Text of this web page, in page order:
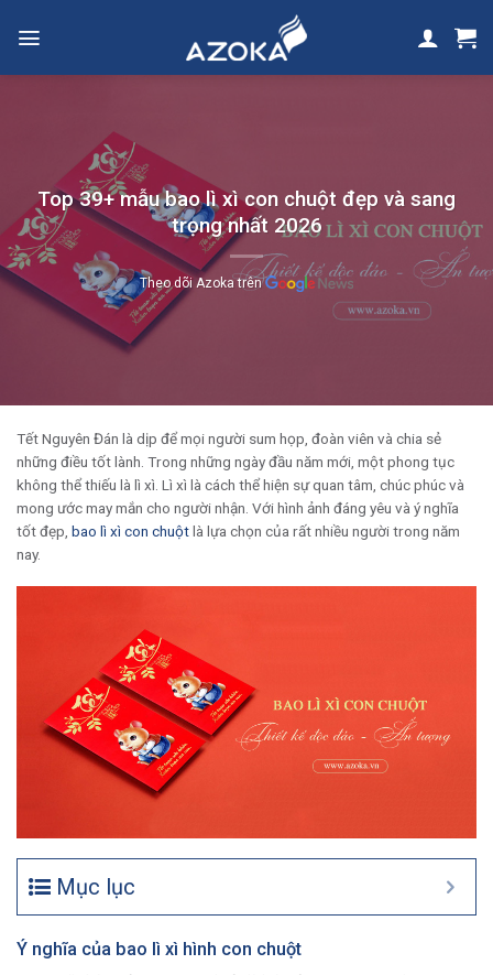
Top 39+ mẫu bao lì xì con chuột đẹp và sang
trọng nhất 2026
Theo dõi Azoka trên
Tết Nguyên Đán là dịp để mọi người sum họp, đoàn viên và chia sẻ
những điều tốt lành. Trong những ngày đầu năm mới, một phong tục
không thể thiếu là lì xì. Lì xì là cách thể hiện sự quan tâm, chúc phúc và
mong ước may mắn cho người nhận. Với hình ảnh đáng yêu và ý nghĩa
tốt đẹp, bao lì xì con chuộtlà lựa chọn của rất nhiều người trong năm
nay.
Mục lục
Ý nghĩa của bao lì xì hình con chuột